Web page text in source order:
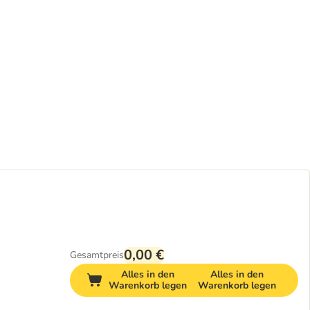
Gesamtpreis0,00 €
Alles in den
Warenkorb legen
Alles in den
Warenkorb legen